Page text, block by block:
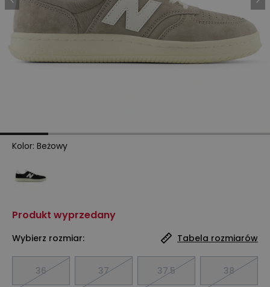
Kolor: Beżowy
Produkt wyprzedany
Wybierz rozmiar: Tabela rozmiarów
36 37 37.5 38